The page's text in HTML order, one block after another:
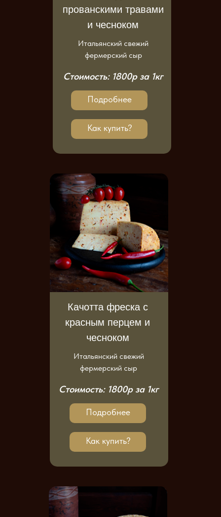
Стоимость: 1800р за 1кг
Итальянский свежий
фермерский сыр
Качотта фреска с
красным перцем и
чесноком
Подробнее
Как купить?
Стоимость: 1800р за 1кг
Итальянский свежий
фермерский сыр
прованскими травами
и чесноком
Подробнее
Как купить?